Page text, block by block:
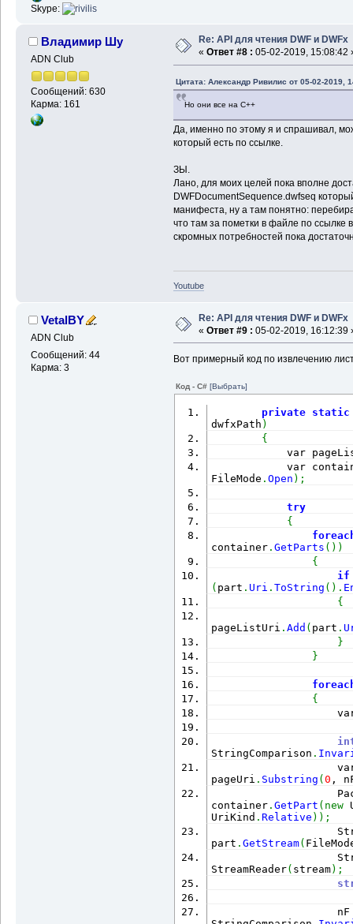
Skype:
Владимир Шу
ADN Club
Сообщений: 630
Карма: 161
Re: API для чтения DWF и DWFx
« Ответ #8 : 05-02-2019, 15:08:42
Цитата: Александр Ривилис от 05-02-2019,
Но они все на С++
Да, именно по этому я и спрашивал,
который есть по ссылке.
ЗЫ.
Лано, для моих целей пока вполне
DWFDocumentSequence.dwfseq
манифеста, ну а там понятно:
что там за пометки в файле по ссылке
скромных потребностей пока
Youtube
VetalBY
ADN Club
Сообщений: 44
Карма: 3
Re: API для чтения DWF и DWFx
« Ответ #9 : 05-02-2019, 16:12:39
Вот примерный код по извлечению
Код - C# [Выбрать]
private static
dwfxPath )
{
var
var
FileMode .Open ) ;
try
{
container .GetParts ( ) )
{
if
( part . Uri .ToString ( ) .
{
pageListUri .Add ( part .
}
}
{
var
StringComparison .
var
pageUri . Substring (0 ,
container .GetPart ( new
UriKind .Relative ) ) ;
Stream
part .GetStream(
StreamReader( stream) ;